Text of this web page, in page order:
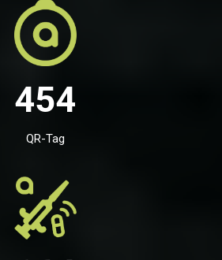
454
QR-Tag